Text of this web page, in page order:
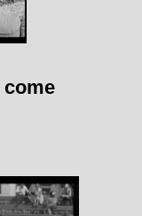
come